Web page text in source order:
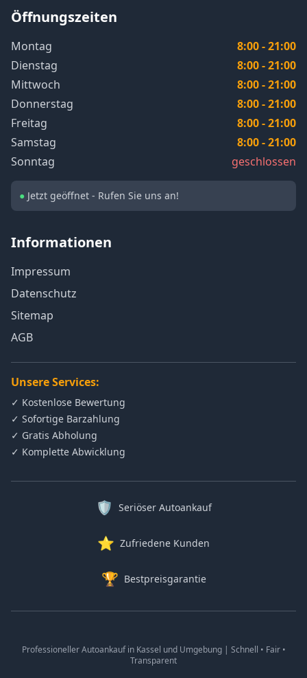
Öffnungszeiten
Montag
8:00 - 21:00
Dienstag
8:00 - 21:00
Mittwoch
8:00 - 21:00
Donnerstag
8:00 - 21:00
Freitag
8:00 - 21:00
Samstag
8:00 - 21:00
Sonntag
geschlossen
● Jetzt geöffnet - Rufen Sie uns an!
Informationen
Impressum
Datenschutz
Sitemap
AGB
Unsere Services:
✓ Kostenlose Bewertung
✓ Sofortige Barzahlung
✓ Gratis Abholung
✓ Komplette Abwicklung
🛡️ Seriöser Autoankauf
⭐ Zufriedene Kunden
🏆 Bestpreisgarantie
Professioneller Autoankauf in Kassel und Umgebung | Schnell • Fair •
Transparent